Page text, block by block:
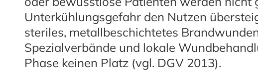
Unterkühlungsgefahr den Nutzen
steriles, metallbeschichtetes
Spezialverbände und lokale
Phase keinen Platz (vgl. DGV 2013).